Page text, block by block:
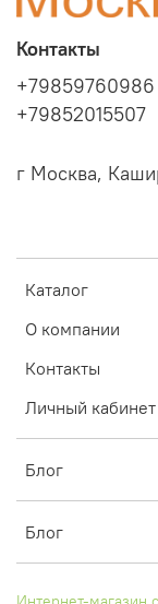
Каталог
О компании
Контакты
Личный кабинет
Блог
Блог
Контакты
+79859760986
+79852015507
г Москва,